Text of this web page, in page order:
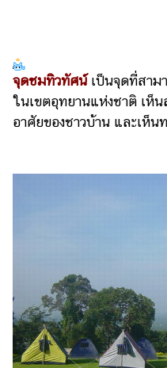
จุดชมทิวทัศน์ เป็นจุดที่สา
ในเขตอุทยานแห่งชาติ เห็
อาศัยของชาวบ้าน และเห็